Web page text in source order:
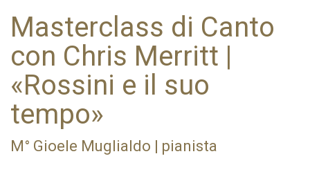
Masterclass di Canto
con Chris Merritt |
«Rossini e il suo
tempo»
M° Gioele Muglialdo | pianista